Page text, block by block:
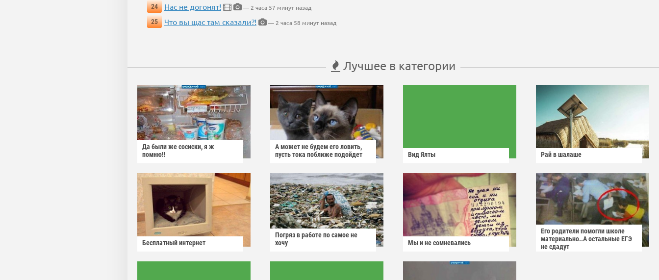
24
Нас не догонят!
— 2 часа 57 минут назад
25
Что вы щас там сказали?! — 2 часа 58 минут назад
Лучшее в категории
Да были же сосиски, я ж
помню!!
А может не будем его ловить,
пусть тока поближе подойдет
Вид Ялты Рай в шалаше
Бесплатный интернет
Погряз в работе по самое не
хочу
Мы и не сомневались
Его родители помогли школе
материально..А остальные ЕГЭ
не сдадут